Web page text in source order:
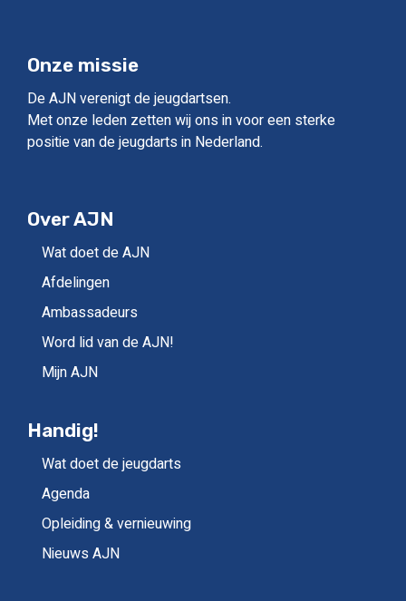
Onze missie
De AJN verenigt de jeugdartsen.
Met onze leden zetten wij ons in voor een sterke
positie van de jeugdarts in Nederland.
Over AJN
Wat doet de AJN
Afdelingen
Ambassadeurs
Word lid van de AJN!
Mijn AJN
Handig!
Wat doet de jeugdarts
Agenda
Opleiding & vernieuwing
Nieuws AJN